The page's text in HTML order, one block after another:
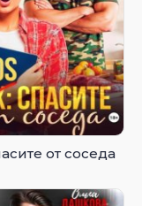
от соседа